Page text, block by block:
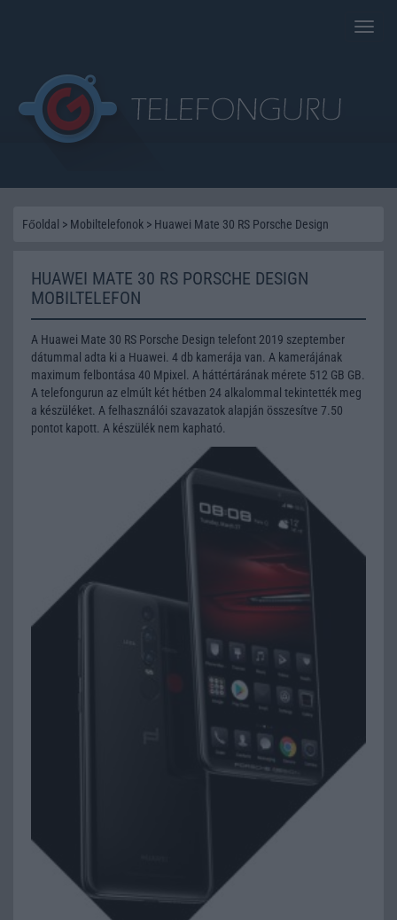
Toggle
Főoldal > Mobiltelefonok > Huawei Mate 30 RS Porsche Design
HUAWEI MATE 30 RS PORSCHE DESIGN
MOBILTELEFON
A Huawei Mate 30 RS Porsche Design telefont 2019 szeptember
dátummal adta ki a Huawei. 4 db kamerája van. A kamerájának
maximum felbontása 40 Mpixel. A háttértárának mérete 512 GB GB.
A telefongurun az elmúlt két hétben 24 alkalommal tekintették meg
a készüléket. A felhasználói szavazatok alapján összesítve 7.50
pontot kapott. A készülék nem kapható.